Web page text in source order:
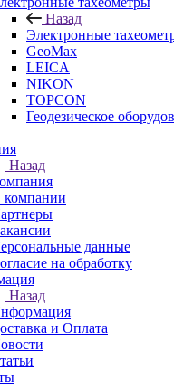
Назад
Электронные
GeoMax
LEICA
NIKON
TOPCON
Геодезическое
Назад
данные
на обработку
Назад
и Оплата